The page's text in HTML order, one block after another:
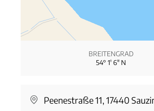
BREITENGRAD
54° 1′ 6″ N
Peenestraße 11, 17440